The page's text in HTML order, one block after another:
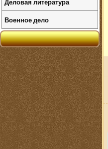
Военное дело